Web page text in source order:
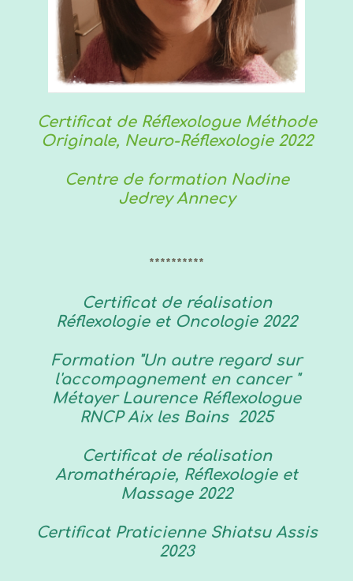
Certificat de Réflexologue Méthode
Originale, Neuro-Réflexologie 2022
Centre de formation Nadine
Jedrey Annecy
**********
Certificat de réalisation
Réflexologie et Oncologie 2022
Formation "Un autre regard sur
l'accompagnement en cancer "
Métayer Laurence Réflexologue
RNCP Aix les Bains 2025
Certificat de réalisation
Aromathérapie, Réflexologie et
Massage 2022
Certificat Praticienne Shiatsu Assis
2023